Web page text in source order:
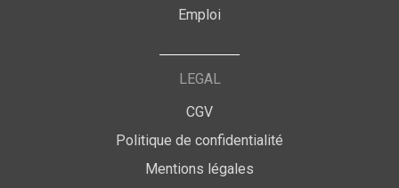
Emploi
LEGAL
CGV
Politique de confidentialité
Mentions légales